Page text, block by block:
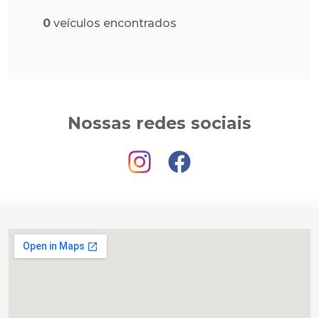
0 veículos encontrados
Nossas redes sociais